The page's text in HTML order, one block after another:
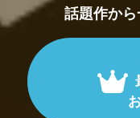
話題作から